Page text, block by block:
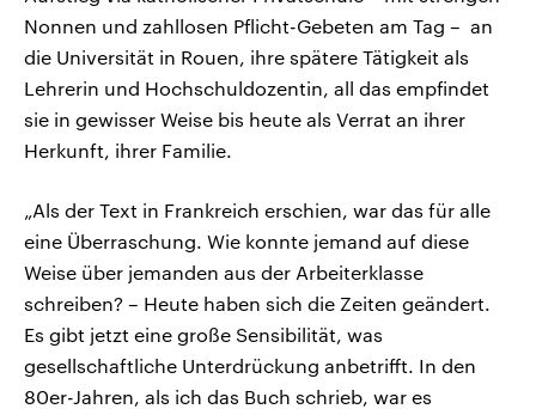
Nonnen und zahllosen Pflicht-Gebeten am Tag – an
die Universität in Rouen, ihre spätere Tätigkeit als
Lehrerin und Hochschuldozentin, all das empfindet
sie in gewisser Weise bis heute als Verrat an ihrer
Herkunft, ihrer Familie.
„Als der Text in Frankreich erschien, war das für alle
eine Überraschung. Wie konnte jemand auf diese
Weise über jemanden aus der Arbeiterklasse
schreiben? – Heute haben sich die Zeiten geändert.
Es gibt jetzt eine große Sensibilität, was
gesellschaftliche Unterdrückung anbetrifft. In den
80er-Jahren, als ich das Buch schrieb, war es